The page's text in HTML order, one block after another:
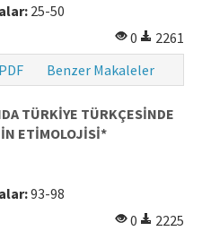
25-50
0
2261
PDF Benzer Makaleler
TÜRKİYE TÜRKÇESİNDE
ETİMOLOJİSİ*
93-98
0
2225